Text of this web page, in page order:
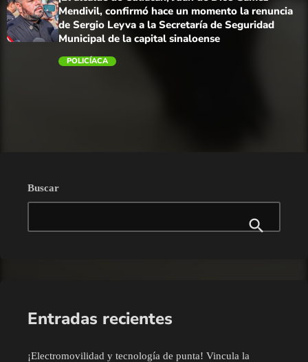
Mendivil, confirmó hace un momento la renuncia
de Sergio Leyva a la Secretaría de Seguridad
Municipal de la capital sinaloense
POLICÍACA
Buscar
Entradas recientes
¡Electromovilidad y tecnología de punta! Vincula la